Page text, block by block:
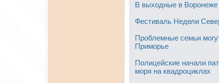
В выходные в Воронеже
Фестиваль Недели
Проблемные семьи
Приморье
Полицейские начали
моря на квадроциклах